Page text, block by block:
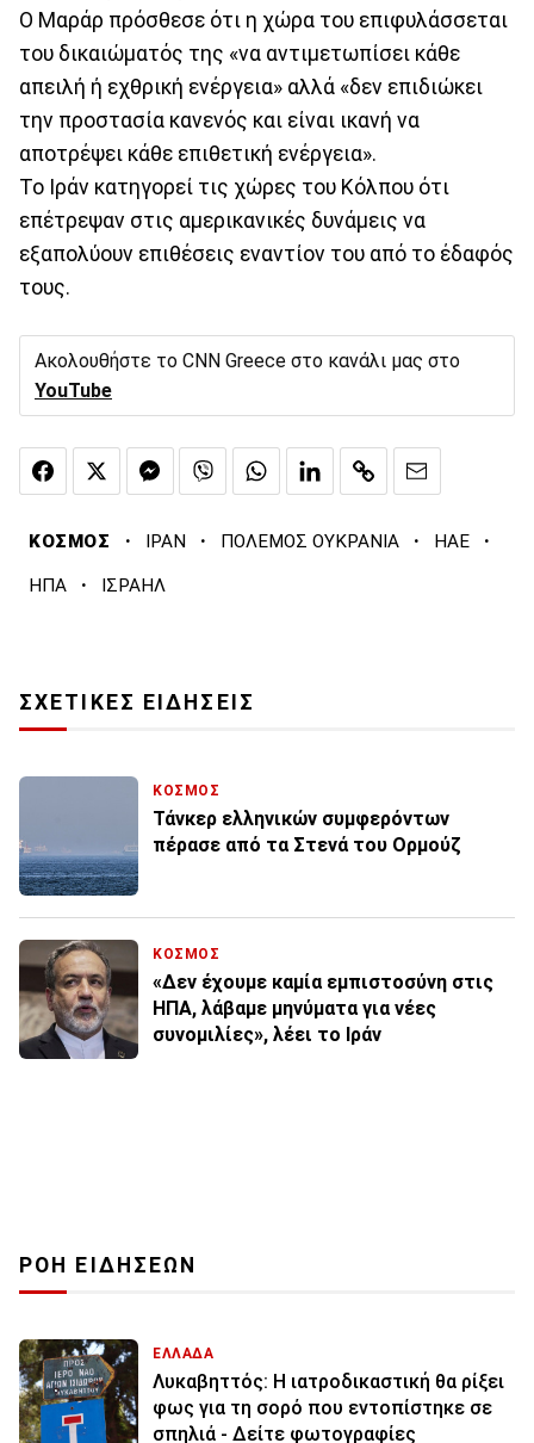
Ο Μαράρ πρόσθεσε ότι η χώρα του επιφυλάσσεται
του δικαιώματός της «να αντιμετωπίσει κάθε
απειλή ή εχθρική ενέργεια» αλλά «δεν επιδιώκει
την προστασία κανενός και είναι ικανή να
αποτρέψει κάθε επιθετική ενέργεια».
Το Ιράν κατηγορεί τις χώρες του Κόλπου ότι
επέτρεψαν στις αμερικανικές δυνάμεις να
εξαπολύουν επιθέσεις εναντίον του από το έδαφός
τους.
Ακολουθήστε το CNN Greece στο κανάλι μας στο
YouTube
ΚΟΣΜΟΣ · ΙΡΑΝ · ΠΟΛΕΜΟΣ ΟΥΚΡΑΝΙΑ · ΗΑΕ ·
ΗΠΑ · ΙΣΡΑΗΛ
ΣΧΕΤΙΚΕΣ ΕΙΔΗΣΕΙΣ
ΚΟΣΜΟΣ
Τάνκερ ελληνικών συμφερόντων
πέρασε από τα Στενά του Ορμούζ
ΚΟΣΜΟΣ
«Δεν έχουμε καμία εμπιστοσύνη στις
ΗΠΑ, λάβαμε μηνύματα για νέες
συνομιλίες», λέει το Ιράν
ΡΟΗ ΕΙΔΗΣΕΩΝ
ΕΛΛΑΔΑ
Λυκαβηττός: Η ιατροδικαστική θα ρίξει
φως για τη σορό που εντοπίστηκε σε
σπηλιά - Δείτε φωτογραφίες